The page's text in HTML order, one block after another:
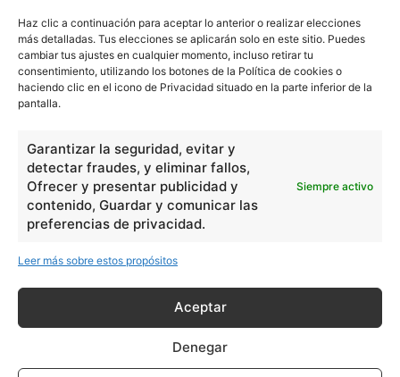
Haz clic a continuación para aceptar lo anterior o realizar elecciones
más detalladas. Tus elecciones se aplicarán solo en este sitio. Puedes
cambiar tus ajustes en cualquier momento, incluso retirar tu
consentimiento, utilizando los botones de la Política de cookies o
haciendo clic en el icono de Privacidad situado en la parte inferior de la
pantalla.
Garantizar la seguridad, evitar y
detectar fraudes, y eliminar fallos,
Ofrecer y presentar publicidad y
contenido, Guardar y comunicar las
preferencias de privacidad.
Siempre activo
Leer más sobre estos propósitos
Aceptar
Denegar
Varios
1185
En Básico
Números romanos
Ángulos agudo, obtuso, recto y...
En Filosofía
Teoría de los Cuatro Elementos
En Historia